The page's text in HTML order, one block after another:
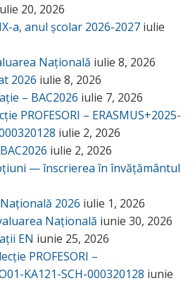
20, 2026
a, anul școlar 2026-2027 iulie
Națională iulie 8, 2026
2026 iulie 8, 2026
– BAC2026 iulie 7, 2026
PROFESORI – ERASMUS+2025-
iulie 2, 2026
iulie 2, 2026
— înscrierea în învățământul
2026 iulie 1, 2026
Națională iunie 30, 2026
EN iunie 25, 2026
PROFESORI –
KA121-SCH-000320128 iunie